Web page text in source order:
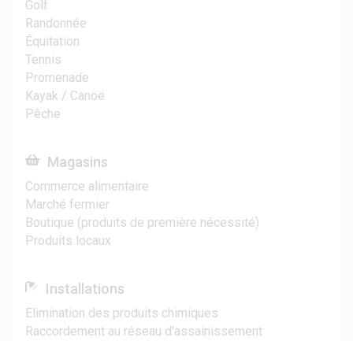
Golf
Randonnée
Équitation
Tennis
Promenade
Kayak / Canoë
Pêche
Magasins
Commerce alimentaire
Marché fermier
Boutique (produits de première nécessité)
Produits locaux
Installations
Elimination des produits chimiques
Raccordement au réseau d'assainissement